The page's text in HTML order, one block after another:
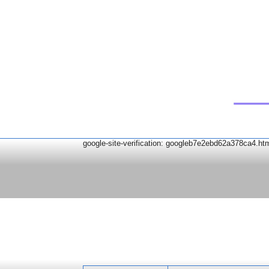
google-site-verification: